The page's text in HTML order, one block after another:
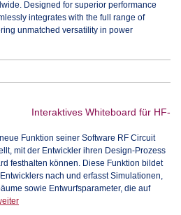
Designed for superior performance
integrates with the full range of
unmatched versatility in power
Interaktives Whiteboard für HF-
Funktion seiner Software RF Circuit
mit der Entwickler ihren Design-Prozess
festhalten können. Diese Funktion bildet
nach und erfasst Simulationen,
sowie Entwurfsparameter, die auf